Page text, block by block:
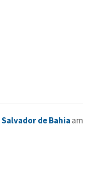
Salvador de Bahiaam